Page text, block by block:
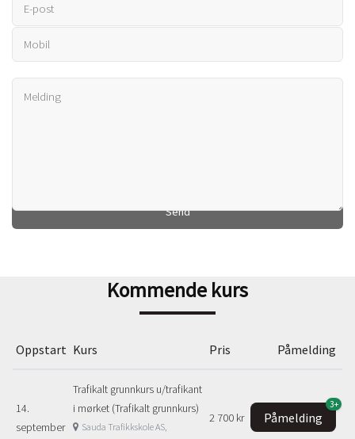
Kommende kurs
Oppstart Kurs Pris Påmelding
14.
september
Trafikalt grunnkurs u/trafikant
i mørket (Trafikalt grunnkurs)
Sauda Trafikkskole AS,
2 700 kr Påmelding
3+